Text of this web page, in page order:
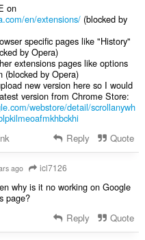
on
en/extensions/(blocked by
specific pages like "History"
by Opera)
extensions pages like options
(blocked by Opera)
new version here so I would
version from Chrome Store:
webstore/detail/scrollanywh
Reply Quote
ago icl7126
why is it no working on Google
page?
Reply Quote